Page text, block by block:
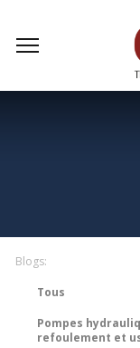
Blogs:
Tous
Pompes
refoulement et